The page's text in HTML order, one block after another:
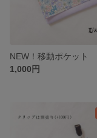
1,000円